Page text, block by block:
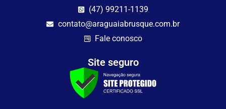
(47) 99211-1139
contato@araguaiabrusque.com.br
Fale conosco
Site seguro